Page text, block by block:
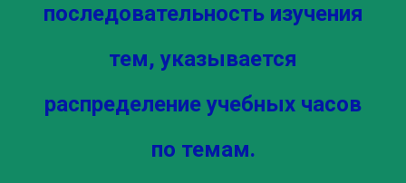
последовательность изучения
тем, указывается
распределение учебных часов
по темам.